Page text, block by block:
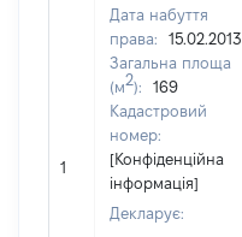
1
Дата набуття
права:
15.02.2013
Загальна площа
(м2):
169
Кадастровий
номер:
[Конфіденційна
інформація]
Декларує: